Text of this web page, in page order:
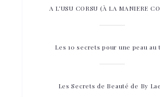
A L’USU CORSU (À LA MANIERE
Les 10 secrets pour une peau au
Les Secrets de Beauté de By